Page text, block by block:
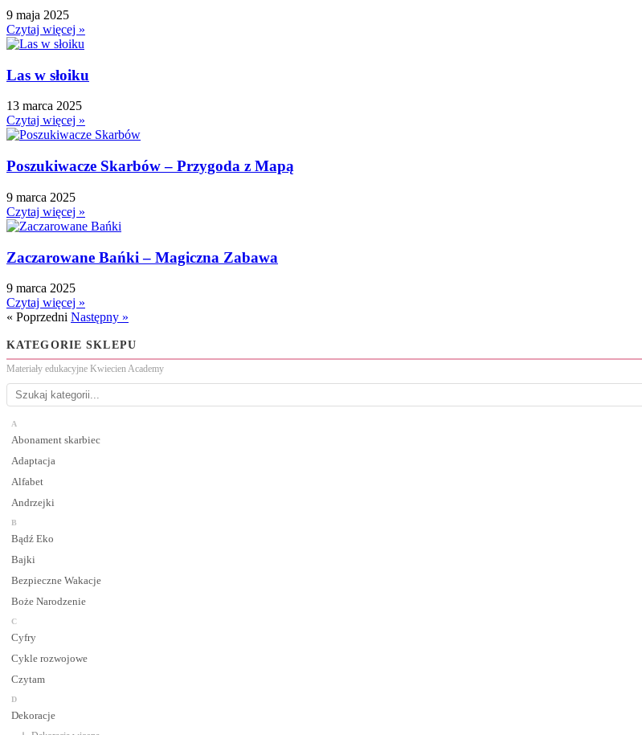
9 maja 2025
Czytaj więcej »
Las w słoiku
13 marca 2025
Czytaj więcej »
Poszukiwacze Skarbów – Przygoda z Mapą
9 marca 2025
Czytaj więcej »
Zaczarowane Bańki – Magiczna Zabawa
9 marca 2025
Czytaj więcej »
« Poprzedni Następny »
KATEGORIE SKLEPU
Materiały edukacyjne Kwiecien Academy
A
Abonament skarbiec
Adaptacja
Alfabet
Andrzejki
B
Bądź Eko
Bajki
Bezpieczne Wakacje
Boże Narodzenie
C
Cyfry
Cykle rozwojowe
Czytam
D
Dekoracje